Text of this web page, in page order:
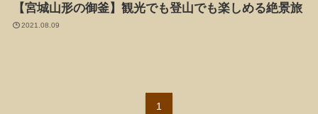
【宮城山形の御釜】観光でも登山でも楽しめる絶景旅
2021.08.09
1